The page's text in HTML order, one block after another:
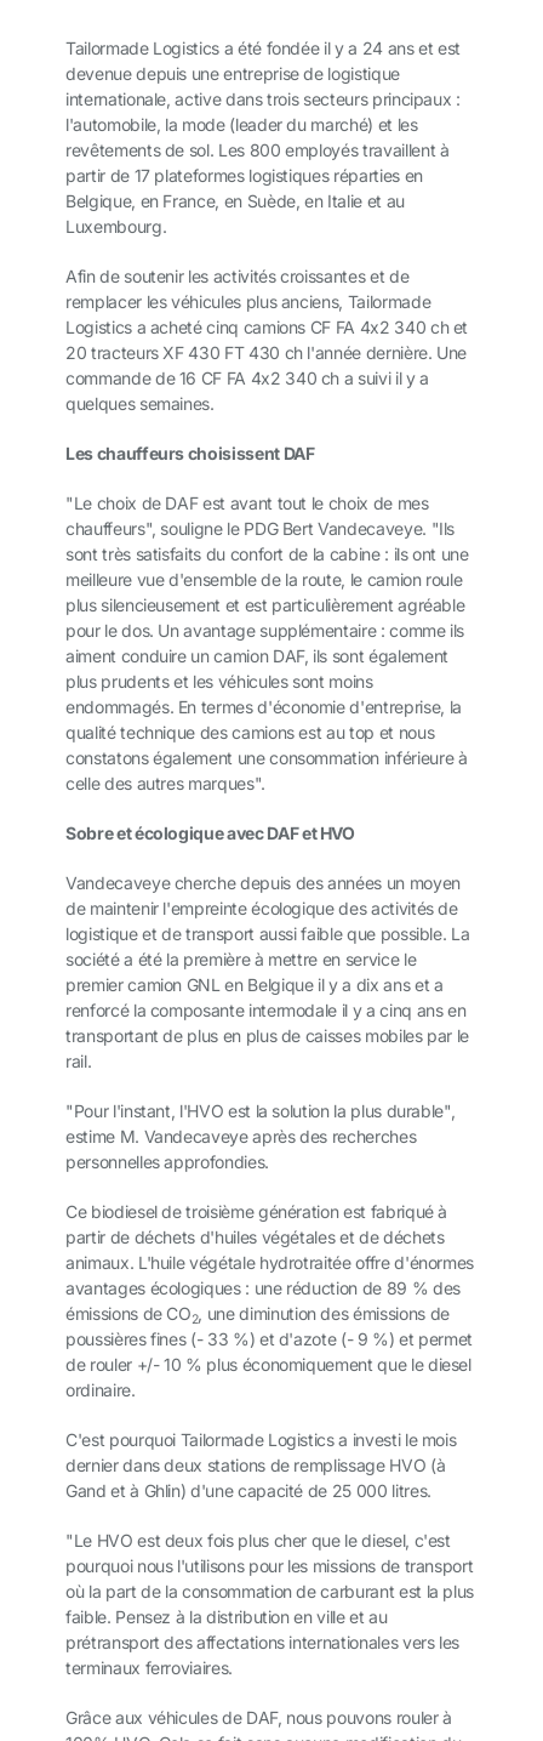
Tailormade Logistics a été fondée il y a 24 ans et est
devenue depuis une entreprise de logistique
internationale, active dans trois secteurs principaux :
l'automobile, la mode (leader du marché) et les
revêtements de sol. Les 800 employés travaillent à
partir de 17 plateformes logistiques réparties en
Belgique, en France, en Suède, en Italie et au
Luxembourg.
Afin de soutenir les activités croissantes et de
remplacer les véhicules plus anciens, Tailormade
Logistics a acheté cinq camions CF FA 4x2 340 ch et
20 tracteurs XF 430 FT 430 ch l'année dernière. Une
commande de 16 CF FA 4x2 340 ch a suivi il y a
quelques semaines.
Les chauffeurs choisissent DAF
"Le choix de DAF est avant tout le choix de mes
chauffeurs", souligne le PDG Bert Vandecaveye. "Ils
sont très satisfaits du confort de la cabine : ils ont une
meilleure vue d'ensemble de la route, le camion roule
plus silencieusement et est particulièrement agréable
pour le dos. Un avantage supplémentaire : comme ils
aiment conduire un camion DAF, ils sont également
plus prudents et les véhicules sont moins
endommagés. En termes d'économie d'entreprise, la
qualité technique des camions est au top et nous
constatons également une consommation inférieure à
celle des autres marques".
Sobre et écologique avecDAF et HVO
Vandecaveye cherche depuis des années un moyen
de maintenir l'empreinte écologique des activités de
logistique et de transport aussi faible que possible. La
société a été la première à mettre en service le
premier camion GNL en Belgique il y a dix ans et a
renforcé la composante intermodale il y a cinq ans en
transportant de plus en plus de caisses mobiles par le
rail.
"Pour l'instant, l'HVO est la solution la plus durable",
estime M. Vandecaveye après des recherches
personnelles approfondies.
Ce biodiesel de troisième génération est fabriqué à
partir de déchets d'huiles végétales et de déchets
animaux. L'huile végétale hydrotraitée offre d'énormes
avantages écologiques : une réduction de 89 % des
émissions de CO2, une diminution des émissions de
poussières fines (- 33 %) et d'azote (- 9 %) et permet
de rouler +/- 10 % plus économiquement que le diesel
ordinaire.
C'est pourquoi Tailormade Logistics a investi le mois
dernier dans deux stations de remplissage HVO (à
Gand et à Ghlin) d'une capacité de 25 000 litres.
"Le HVO est deux fois plus cher que le diesel, c'est
pourquoi nous l'utilisons pour les missions de transport
où la part de la consommation de carburant est la plus
faible. Pensez à la distribution en ville et au
prétransport des affectations internationales vers les
terminaux ferroviaires.
Grâce aux véhicules de DAF, nous pouvons rouler à